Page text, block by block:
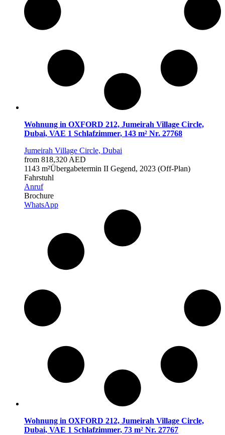
Wohnung in OXFORD 212, Jumeirah Village Circle,
Dubai, VAE 1 Schlafzimmer, 143 m² Nr. 27768
Jumeirah Village Circle, Dubai
from 818,320 AED
1143 m²Übergabetermin II Gegend, 2023 (Off-Plan)
Fahrstuhl
Anruf
Brochure
WhatsApp
Wohnung in OXFORD 212, Jumeirah Village Circle,
Dubai, VAE 1 Schlafzimmer, 73 m² Nr. 27767